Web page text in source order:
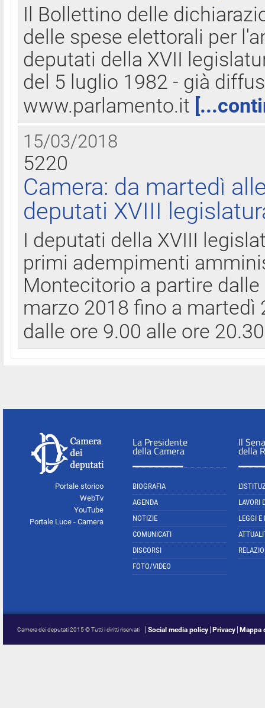
Il Bollettino delle
delle spese elettorali per
deputati della XVII
del 5 luglio 1982 - già
www.parlamento.it
15/03/2018
5220
Camera: da martedì
deputati XVIII
I deputati della XVIII
primi adempimenti
Montecitorio a partire
marzo 2018 fino a
dalle ore 9.00 alle ore
Portale storico
WebTv
YouTube
Portale Luce - Camera
La Presidente
della Camera
BIOGRAFIA
AGENDA
NOTIZIE
COMUNICATI
DISCORSI
FOTO/VIDEO
Il
della
LAVORI
LEGGI E
Camera dei deputati 2015 © Tutti i diritti riservati Social media policy Privacy Mappa